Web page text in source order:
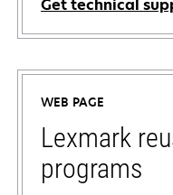
Get technical
opens
in
new
tab
WEB PAGE
Lexmark
programs